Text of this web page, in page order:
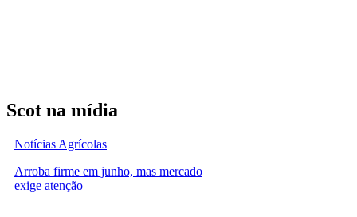
Scot na mídia
Notícias Agrícolas
Arroba firme em junho, mas mercado
exige atenção